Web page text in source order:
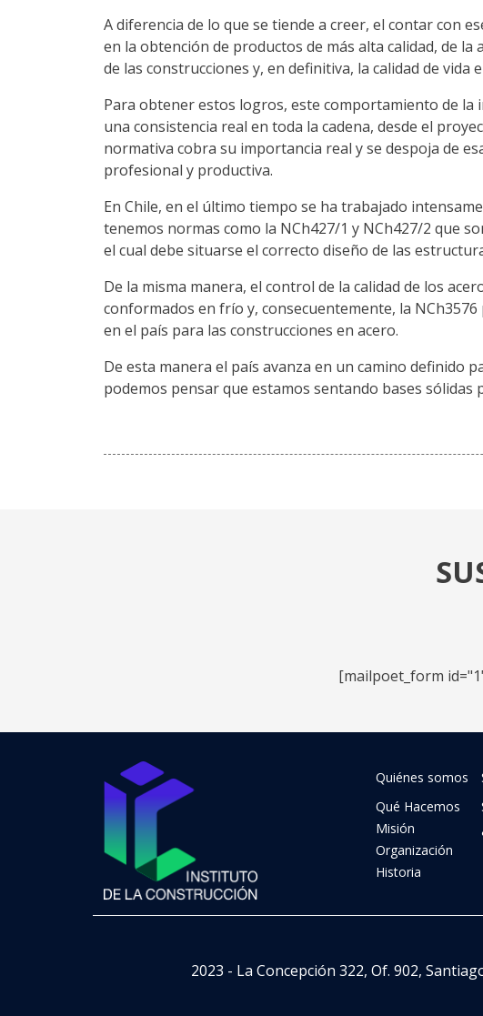
A diferencia de lo que se tiende a creer, el contar con
en la obtención de productos de más alta calidad, de
de las construcciones y, en definitiva, la calidad de vida
Para obtener estos logros, este comportamiento de
una consistencia real en toda la cadena, desde el
normativa cobra su importancia real y se despoja de
profesional y productiva.
En Chile, en el último tiempo se ha trabajado
tenemos normas como la NCh427/1 y NCh427/2 que
el cual debe situarse el correcto diseño de las
De la misma manera, el control de la calidad de los
conformados en frío y, consecuentemente, la
en el país para las construcciones en acero.
De esta manera el país avanza en un camino definido
podemos pensar que estamos sentando bases
[mailpoet_form
Quiénes somos
Qué Hacemos
Misión
Organización
Historia
2023 - La Concepción 322, Of. 902,